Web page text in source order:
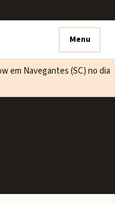
Menu
em Navegantes (SC) no dia